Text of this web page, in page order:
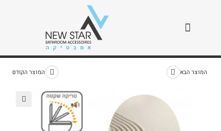
מושב חול ואבן
המוצר הקודם המוצר הבא